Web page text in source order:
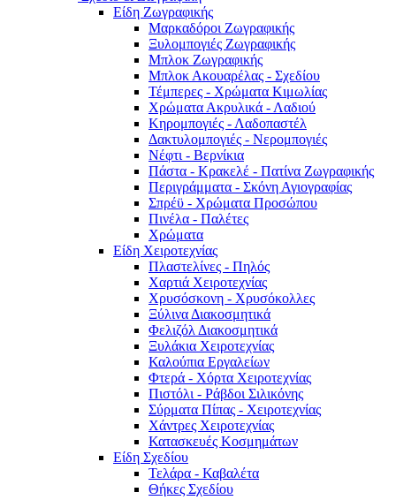
Είδη Ζωγραφικής
Μαρκαδόροι Ζωγραφικής
Ξυλομπογιές Ζωγραφικής
Μπλοκ Ζωγραφικής
Μπλοκ Ακουαρέλας - Σχεδίου
Τέμπερες - Χρώματα Κιμωλίας
Χρώματα Ακρυλικά - Λαδιού
Κηρομπογιές - Λαδοπαστέλ
Δακτυλομπογιές - Νερομπογιές
Νέφτι - Βερνίκια
Πάστα - Κρακελέ - Πατίνα Ζωγραφικής
Περιγράμματα - Σκόνη Αγιογραφίας
Σπρέϋ - Χρώματα Προσώπου
Πινέλα - Παλέτες
Χρώματα
Είδη Χειροτεχνίας
Πλαστελίνες - Πηλός
Χαρτιά Χειροτεχνίας
Χρυσόσκονη - Χρυσόκoλλες
Ξύλινα Διακοσμητικά
Φελιζόλ Διακοσμητικά
Ξυλάκια Χειροτεχνίας
Καλούπια Εργαλείων
Φτερά - Χόρτα Xειροτεχνίας
Πιστόλι - Ράβδοι Σιλικόνης
Σύρματα Πίπας - Χειροτεχνίας
Χάντρες Χειροτεχνίας
Κατασκευές Κοσμημάτων
Είδη Σχεδίου
Τελάρα - Καβαλέτα
Θήκες Σχεδίου